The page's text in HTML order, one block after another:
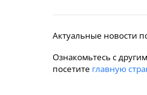
Актуальные новости
Ознакомьтесь с
посетите главную